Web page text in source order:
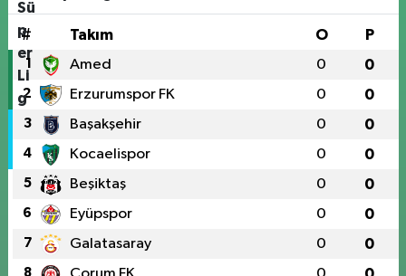
# Takım O P
1 Amed 0 0
2 Erzurumspor FK 0 0
3 Başakşehir 0 0
4 Kocaelispor 0 0
5 Beşiktaş 0 0
6 Eyüpspor 0 0
7 Galatasaray 0 0
8